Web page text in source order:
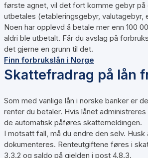
første agnet, vil det fort komme gebyr
utbetales (etableringsgebyr, valutagebyr,
Noen har opplevd å betale mer enn 100
aldri ble utbetalt. Får du avslag på
det gjerne en grunn til det.
Finn forbrukslån i Norge
Skattefradrag på lån
Som med vanlige lån i norske banker er
renter du betaler. Hvis lånet
de automatisk påføres skattemeldingen.
I motsatt fall, må du endre den selv. Husk
dokumenteres. Renteutgiftene føres i
3.3.2 og saldo på gjelden i post 4.8.3.